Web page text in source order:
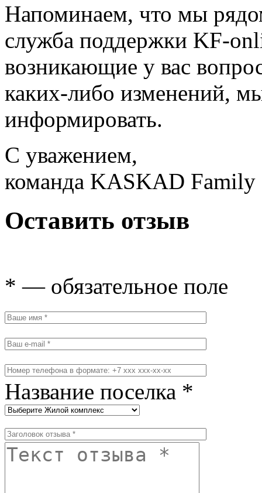
Напоминаем, что мы
служба поддержки KF-
возникающие у вас
каких-либо изменений,
информировать.
С уважением,
команда KASKAD Family
Оставить отзыв
* — обязательное поле
Название поселка *